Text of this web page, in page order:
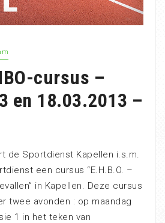
cursus –
en 18.03.2013 –
de Sportdienst Kapellen i.s.m.
een cursus “E.H.B.O. –
in Kapellen. Deze cursus
twee avonden : op maandag
1 in het teken van